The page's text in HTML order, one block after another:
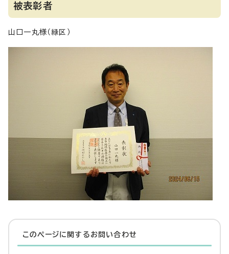
被表彰者
山口一丸様（緑区）
このページに関する お問い合わせ